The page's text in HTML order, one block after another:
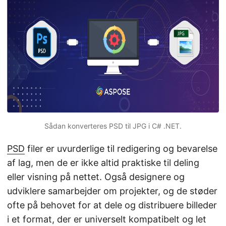
Sådan konverteres PSD til JPG i C# .NET.
PSD filer er uvurderlige til redigering og bevarelse
af lag, men de er ikke altid praktiske til deling
eller visning på nettet. Også designere og
udviklere samarbejder om projekter, og de støder
ofte på behovet for at dele og distribuere billeder
i et format, der er universelt kompatibelt og let